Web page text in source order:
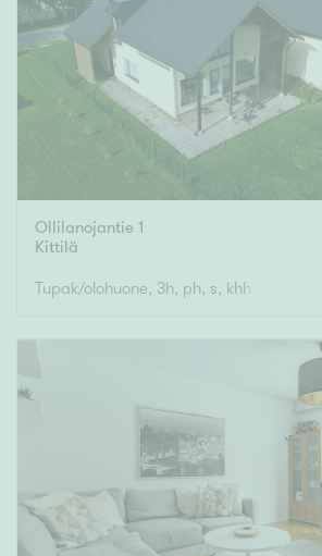
Ollilanojantie 1
Kittilä
Tupak/olohuone, 3h, ph, s, khh, et, 2wc